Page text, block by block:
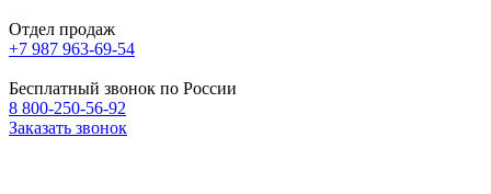
Отдел продаж
+7 987 963-69-54
Бесплатный звонок по России
8 800-250-56-92
Заказать звонок